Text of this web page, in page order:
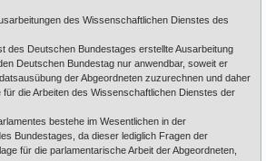
des Wissenschaftlichen Dienstes des
des Deutschen Bundestages erstellte Ausarbeitung
Deutschen Bundestag nur anwendbar, soweit er
der Abgeordneten zuzurechnen und daher
die Arbeiten des Wissenschaftlichen Dienstes der
bestehe im Wesentlichen in der
Bundestages, da dieser lediglich Fragen der
für die parlamentarische Arbeit der Abgeordneten,